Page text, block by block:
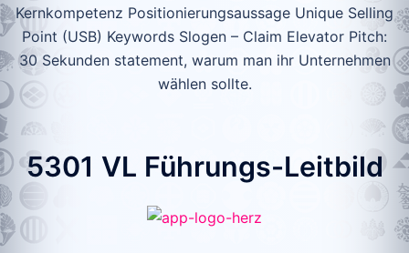
Kernkompetenz Positionierungsaussage Unique Selling
Point (USB) Keywords Slogen – Claim Elevator Pitch:
30 Sekunden statement, warum man ihr Unternehmen
wählen sollte.
5301 VL Führungs-Leitbild